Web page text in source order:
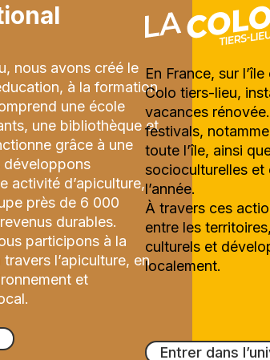
nous avons créé le
à la formation
une école
une bibliothèque et
grâce à une
développons
activité d’apiculture,
près de 6 000
durables.
participons à la
l’apiculture, en
et
En France, sur
Colo tiers-lieu,
vacances
festivals,
toute l’île, ainsi
socioculturelles et
l’année.
À travers ces
entre les
culturels et
localement.
Entrer dans